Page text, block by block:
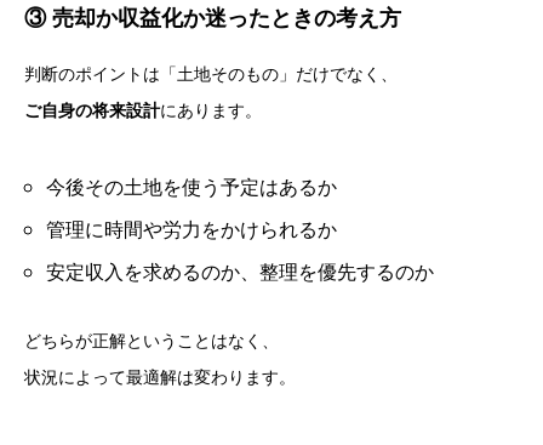
③ 売却か収益化か迷ったときの考え方
判断のポイントは「土地そのもの」だけでなく、
ご自身の将来設計にあります。
今後その土地を使う予定はあるか
管理に時間や労力をかけられるか
安定収入を求めるのか、整理を優先するのか
どちらが正解ということはなく、
状況によって最適解は変わります。